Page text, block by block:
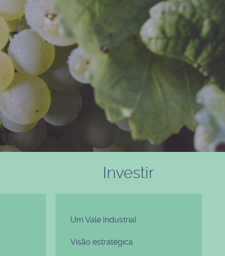
Investir
Um Vale Industrial
Visão estratégica